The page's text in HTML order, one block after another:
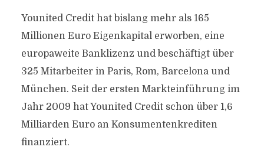
Younited Credit hat bislang mehr als 165
Millionen Euro Eigenkapital erworben, eine
europaweite Banklizenz und beschäftigt über
325 Mitarbeiter in Paris, Rom, Barcelona und
München. Seit der ersten Markteinführung im
Jahr 2009 hat Younited Credit schon über 1,6
Milliarden Euro an Konsumentenkrediten
finanziert.